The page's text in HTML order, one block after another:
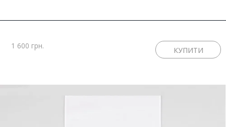
1 600 грн.